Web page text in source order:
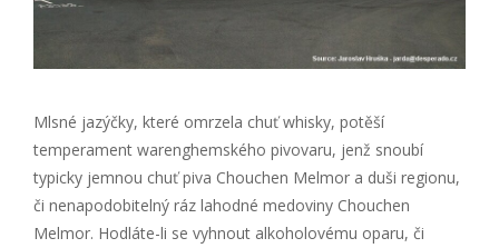
Mlsné jazýčky, které omrzela chuť whisky, potěší
temperament warenghemského pivovaru, jenž snoubí
typicky jemnou chuť piva Chouchen Melmor a duši regionu,
či nenapodobitelný ráz lahodné medoviny Chouchen
Melmor. Hodláte-li se vyhnout alkoholovému oparu, či